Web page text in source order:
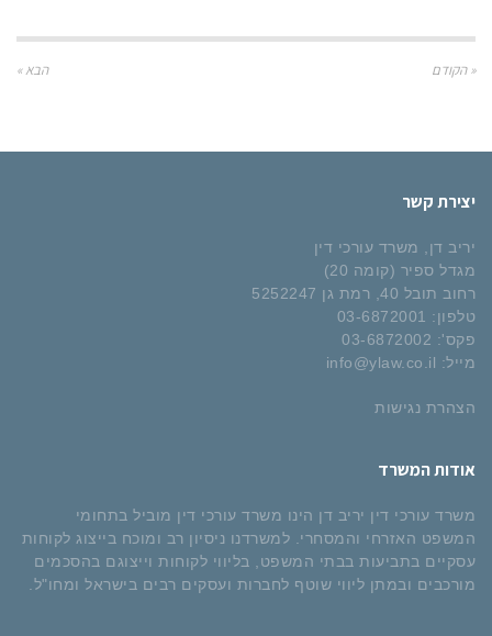
« הקודם הבא »
יצירת קשר
יריב דן, משרד עורכי דין
מגדל ספיר (קומה 20)
רחוב תובל 40, רמת גן 5252247
טלפון: 03-6872001
פקס': 03-6872002
מייל: info@ylaw.co.il
הצהרת נגישות
אודות המשרד
משרד עורכי דין יריב דן הינו משרד עורכי דין מוביל בתחומי
המשפט האזרחי והמסחרי. למשרדנו ניסיון רב ומוכח בייצוג לקוחות
עסקיים בתביעות בבתי המשפט, בליווי לקוחות וייצוגם בהסכמים
מורכבים ובמתן ליווי שוטף לחברות ועסקים רבים בישראל ומחו"ל.